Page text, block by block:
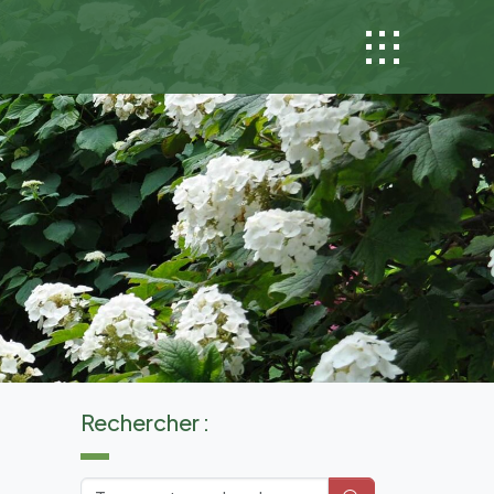
Rechercher :